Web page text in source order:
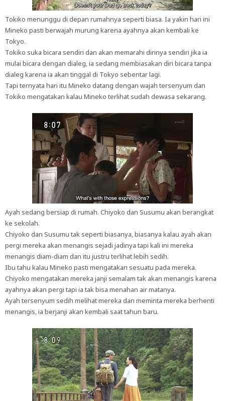
Tokiko menunggu di depan rumahnya seperti biasa. Ia yakin hari ini
Mineko pasti berwajah murung karena ayahnya akan kembali ke
Tokyo.
Tokiko suka bicara sendiri dan akan memarahi dirinya sendiri jika ia
mulai bicara dengan dialeg, ia sedang membiasakan diri bicara tanpa
dialeg karena ia akan tinggal di Tokyo sebentar lagi.
Tapi ternyata hari itu Mineko datang dengan wajah tersenyum dan
Tokiko mengatakan kalau Mineko terlihat sudah dewasa sekarang.
Ayah sedang bersiap di rumah. Chiyoko dan Susumu akan berangkat
ke sekolah.
Chiyoko dan Susumu tak seperti biasanya, biasanya kalau ayah akan
pergi mereka akan menangis sejadi jadinya tapi kali ini mereka
menangis diam-diam dan itu justru terlihat lebih sedih.
Ibu tahu kalau Mineko pasti mengatakan sesuatu pada mereka.
Chiyoko mengatakan mereka janji semalam tak akan menangis karena
ayahnya akan pergi tapi ia tak bisa menahan air matanya.
Ayah tersenyum sedih melihat mereka dan meminta mereka berhenti
menangis, ia berjanji akan kembali saat tahun baru.